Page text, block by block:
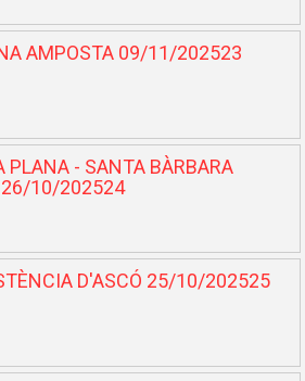
AMPOSTA 09/11/202523
PLANA - SANTA BÀRBARA
26/10/202524
D'ASCÓ 25/10/202525